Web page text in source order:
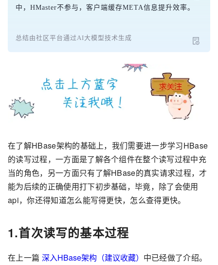
中，HMaster不参与，客户端缓存META信息提升效率。
总结由社区平台通过AI大模型技术生成
在了解HBase架构的基础上，我们需要进一步学习HBase
的读写过程，一方面是了解各个组件在整个读写过程中充
当的角色，另一方面只有了解HBase的真实请求过程，才
能为后续的正确使用打下初步基础，毕竟，除了会使用
api，你还得知道怎么能写得更快，怎么查得更快。
1.首次读写的基本过程
在上一篇 深入HBase架构（建议收藏） 中已经做了介绍。